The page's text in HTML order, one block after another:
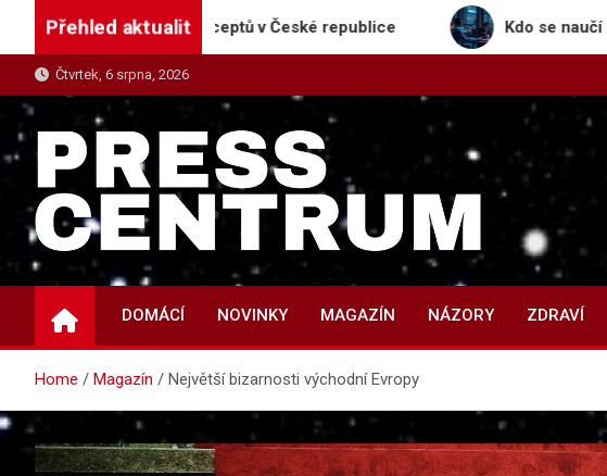
content
Přehled aktualit
receptů v České republice Kdo se naučí s AI, ten
Čtvrtek, 6 srpna, 2026
PRESS-CENTRUM.CZ
Magazín informací a tiskových zpráv
DOMÁCÍ NOVINKY MAGAZÍN NÁZORY ZDRAVÍ
Home Magazín Největší bizarnosti východní Evropy